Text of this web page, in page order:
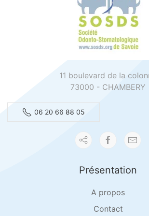
11 boulevard de la
73000 - CHAMBERY
06 20 66 88 05
Présentation
A propos
Contact